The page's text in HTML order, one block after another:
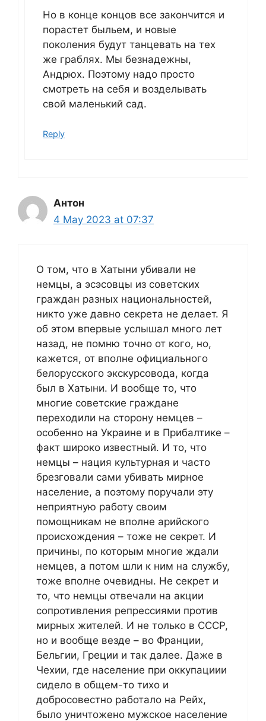
Но в конце концов все закончится и
порастет быльем, и новые
поколения будут танцевать на тех
же граблях. Мы безнадежны,
Андрюх. Поэтому надо просто
смотреть на себя и возделывать
свой маленький сад.
Reply
Антон
4 May 2023 at 07:37
О том, что в Хатыни убивали не
немцы, а эсэсовцы из советских
граждан разных национальностей,
никто уже давно секрета не делает. Я
об этом впервые услышал много лет
назад, не помню точно от кого, но,
кажется, от вполне официального
белорусского экскурсовода, когда
был в Хатыни. И вообще то, что
многие советские граждане
переходили на сторону немцев –
особенно на Украине и в Прибалтике –
факт широко известный. И то, что
немцы – нация культурная и часто
брезговали сами убивать мирное
население, а поэтому поручали эту
неприятную работу своим
помощникам не вполне арийского
происхождения – тоже не секрет. И
причины, по которым многие ждали
немцев, а потом шли к ним на службу,
тоже вполне очевидны. Не секрет и
то, что немцы отвечали на акции
сопротивления репрессиями против
мирных жителей. И не только в СССР,
но и вообще везде – во Франции,
Бельгии, Греции и так далее. Даже в
Чехии, где население при оккупациии
сидело в общем-то тихо и
добросовестно работало на Рейх,
было уничтожено мужское население